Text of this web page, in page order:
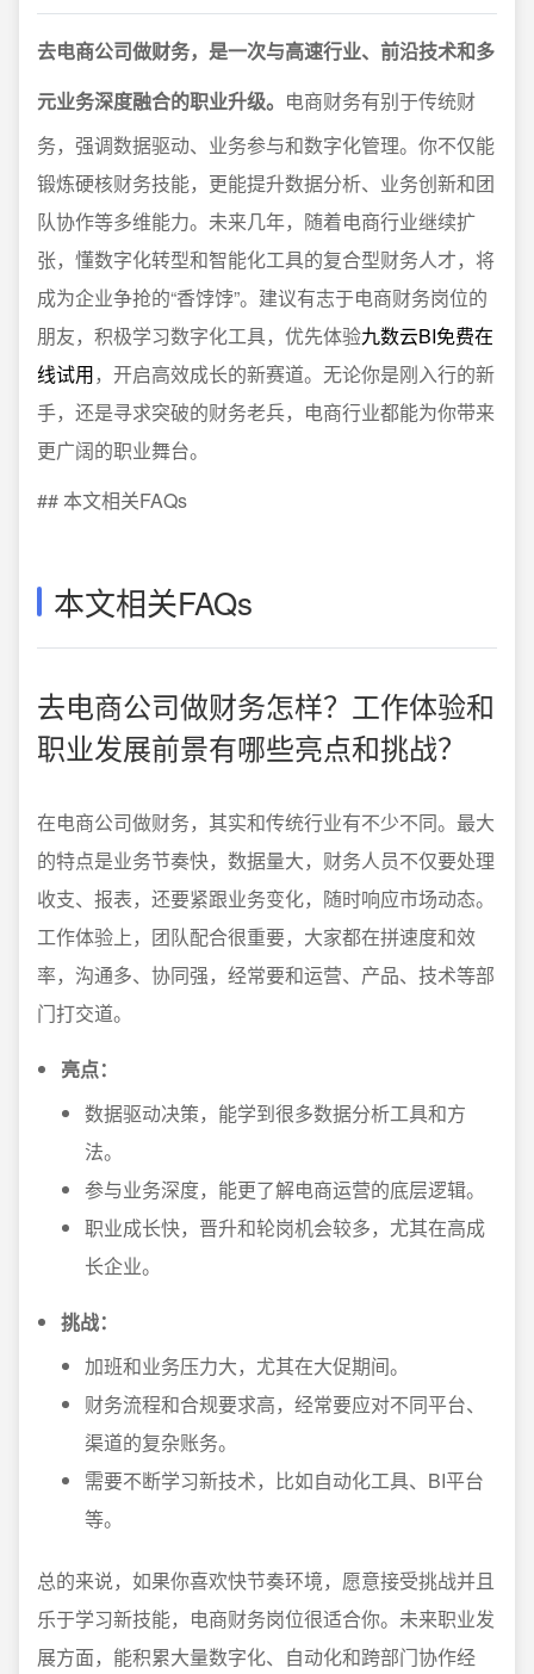
去电商公司做财务，是一次与高速行业、前沿技术和多
元业务深度融合的职业升级。 电商财务有别于传统财
务，强调数据驱动、业务参与和数字化管理。你不仅能
锻炼硬核财务技能，更能提升数据分析、业务创新和团
队协作等多维能力。未来几年，随着电商行业继续扩
张，懂数字化转型和智能化工具的复合型财务人才，将
成为企业争抢的“香饽饽”。建议有志于电商财务岗位的
朋友，积极学习数字化工具，优先体验九数云BI免费在
线试用，开启高效成长的新赛道。无论你是刚入行的新
手，还是寻求突破的财务老兵，电商行业都能为你带来
更广阔的职业舞台。
## 本文相关FAQs
本文相关FAQs
去电商公司做财务怎样？工作体验和
职业发展前景有哪些亮点和挑战？
在电商公司做财务，其实和传统行业有不少不同。最大
的特点是业务节奏快，数据量大，财务人员不仅要处理
收支、报表，还要紧跟业务变化，随时响应市场动态。
工作体验上，团队配合很重要，大家都在拼速度和效
率，沟通多、协同强，经常要和运营、产品、技术等部
门打交道。
亮点：
数据驱动决策，能学到很多数据分析工具和方
法。
参与业务深度，能更了解电商运营的底层逻辑。
职业成长快，晋升和轮岗机会较多，尤其在高成
长企业。
挑战：
加班和业务压力大，尤其在大促期间。
财务流程和合规要求高，经常要应对不同平台、
渠道的复杂账务。
需要不断学习新技术，比如自动化工具、BI平台
等。
总的来说，如果你喜欢快节奏环境，愿意接受挑战并且
乐于学习新技能，电商财务岗位很适合你。未来职业发
展方面，能积累大量数字化、自动化和跨部门协作经